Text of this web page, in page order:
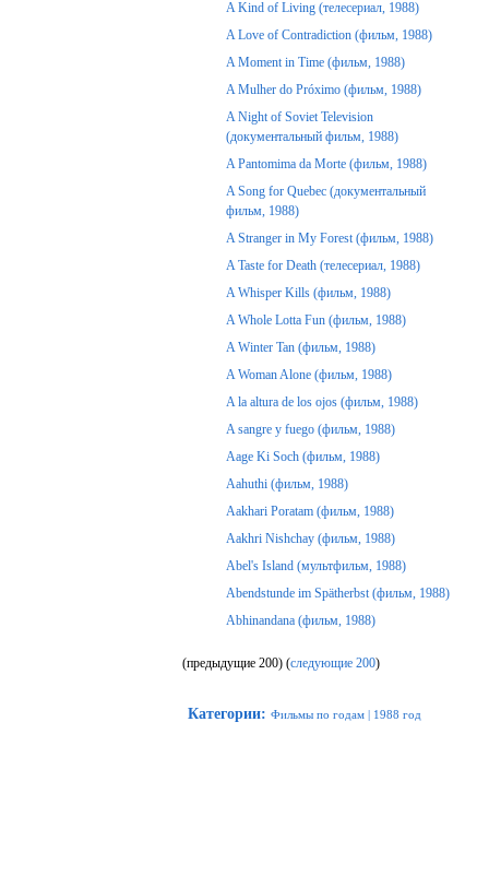
A Kind of Living (телесериал, 1988)
A Love of Contradiction (фильм, 1988)
A Moment in Time (фильм, 1988)
A Mulher do Próximo (фильм, 1988)
A Night of Soviet Television
(документальный фильм, 1988)
A Pantomima da Morte (фильм, 1988)
A Song for Quebec (документальный
фильм, 1988)
A Stranger in My Forest (фильм, 1988)
A Taste for Death (телесериал, 1988)
A Whisper Kills (фильм, 1988)
A Whole Lotta Fun (фильм, 1988)
A Winter Tan (фильм, 1988)
A Woman Alone (фильм, 1988)
A la altura de los ojos (фильм, 1988)
A sangre y fuego (фильм, 1988)
Aage Ki Soch (фильм, 1988)
Aahuthi (фильм, 1988)
Aakhari Poratam (фильм, 1988)
Aakhri Nishchay (фильм, 1988)
Abel's Island (мультфильм, 1988)
Abendstunde im Spätherbst (фильм, 1988)
Abhinandana (фильм, 1988)
(предыдущие 200) (следующие 200)
Категории: Фильмы по годам | 1988 год